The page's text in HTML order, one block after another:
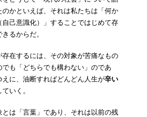
のかといえば、それは私たちは「何か
自己意識化）」することではじめて存
るからだ。
存在するには、その対象が苦痛なもの
でも「どちらでも構わない」のであ
えに、油断すればどんどん人生が辛い
いく。
とは「言葉」であり、それは以前の残